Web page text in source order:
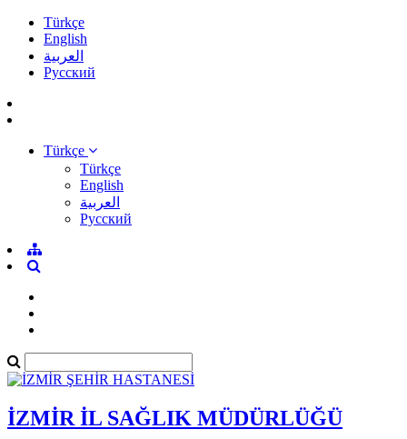
Türkçe
English
العربية
Pусский
Türkçe
Türkçe
English
العربية
Pусский
İZMİR İL SAĞLIK MÜDÜRLÜĞÜ